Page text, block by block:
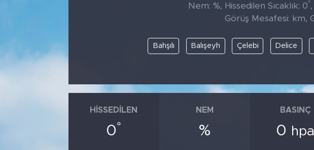
Nem: %, Hissedilen Sıcaklık: 0°
Görüş Mesafesi: km,
Bahşılı Balışeyh Çelebi Delice
HISSEDILEN
0°
NEM
%
BASINÇ
0 hpa
Resmi İlanlar
Foto Şaka